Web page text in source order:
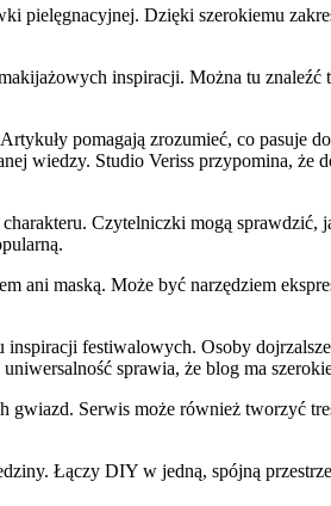
pielęgnacyjnej. Dzięki szerokiemu
inspiracji. Można tu znaleźć
pomagają zrozumieć, co pasuje
wiedzy. Studio Veriss przypomina, że
Czytelniczki mogą sprawdzić,
ani maską. Może być narzędziem
festiwalowych. Osoby
sprawia, że blog ma
gwiazd. Serwis może również tworzyć
Łączy DIY w jedną, spójną